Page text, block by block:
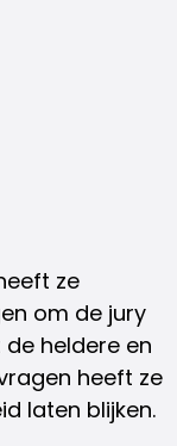
ze
om de jury
heldere en
heeft ze
laten blijken.